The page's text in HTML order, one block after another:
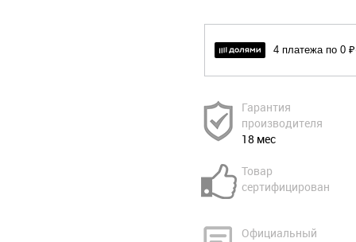
4 платежа по 0 ₽
Гарантия
производителя
18 мес
Товар
сертифицирован
Официальный